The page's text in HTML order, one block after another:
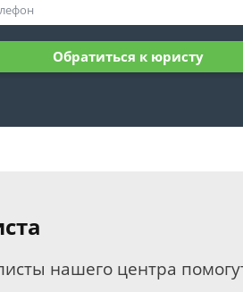
Обратиться к юристу
нашего центра